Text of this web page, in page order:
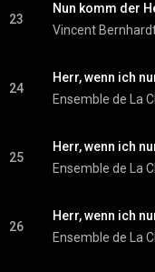
23
Nun komm der
Vincent
24
Herr, wenn ich
25
Herr, wenn ich
26
Herr, wenn ich